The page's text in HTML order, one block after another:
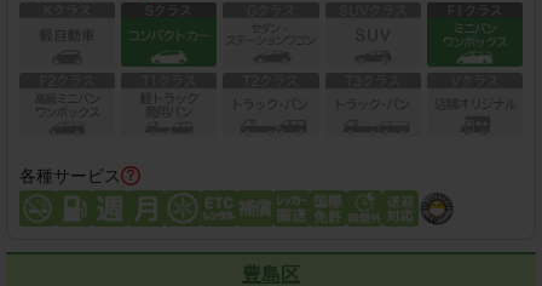
各種サービス
豊島区